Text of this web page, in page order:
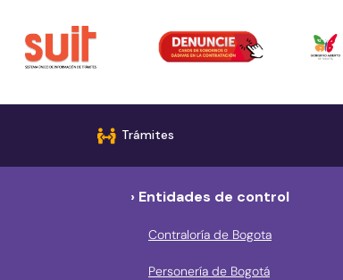
Trámites
› Entidades de control
Contraloría de Bogota
Personería de Bogotá